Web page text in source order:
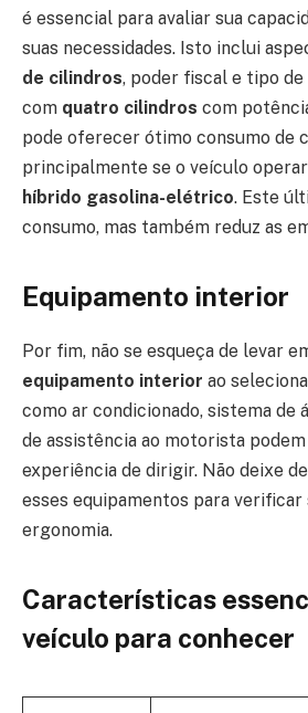
é essencial para avaliar sua
suas necessidades. Isto inclui
de cilindros, poder fiscal e tipo
com quatro cilindros com
pode oferecer ótimo consumo de
principalmente se o veículo
híbrido gasolina-elétrico. Este
consumo, mas também reduz as
Equipamento interior
Por fim, não se esqueça de levar
equipamento interior ao
como ar condicionado, sistema de
de assistência ao motorista
experiência de dirigir. Não deixe
esses equipamentos para verificar
ergonomia.
Características
veículo para conhecer